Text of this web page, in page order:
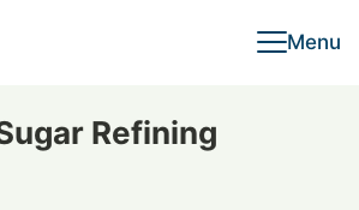
Menu
Refining